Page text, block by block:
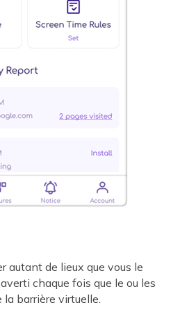
autant de lieux que vous le
chaque fois que le ou les
barrière virtuelle.